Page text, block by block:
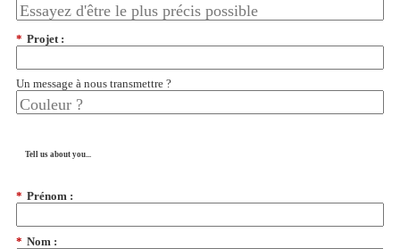
* Projet :
Un message à nous transmettre ?
Tell us about you...
* Prénom :
* Nom :